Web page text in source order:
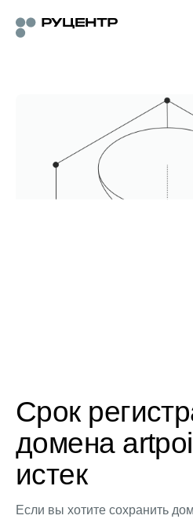
Срок
домена
истек
Если вы хотите сохранить